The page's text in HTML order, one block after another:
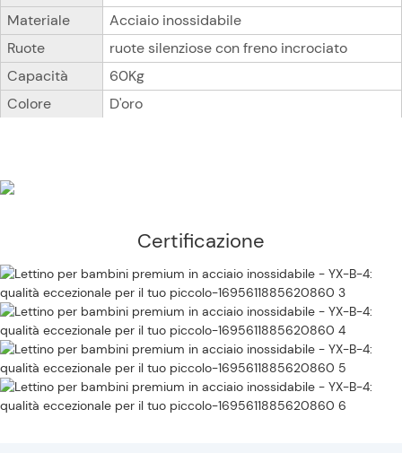
Materiale
Acciaio inossidabile
Ruote
ruote silenziose con freno incrociato
Capacità
60Kg
Colore
D'oro
Certificazione